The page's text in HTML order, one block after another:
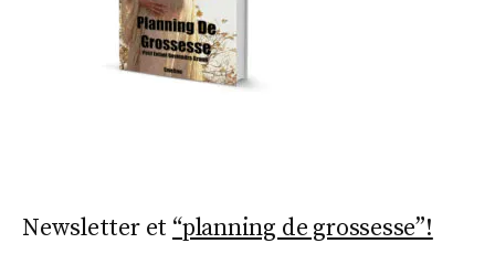
Newsletter et “planning de grossesse”!